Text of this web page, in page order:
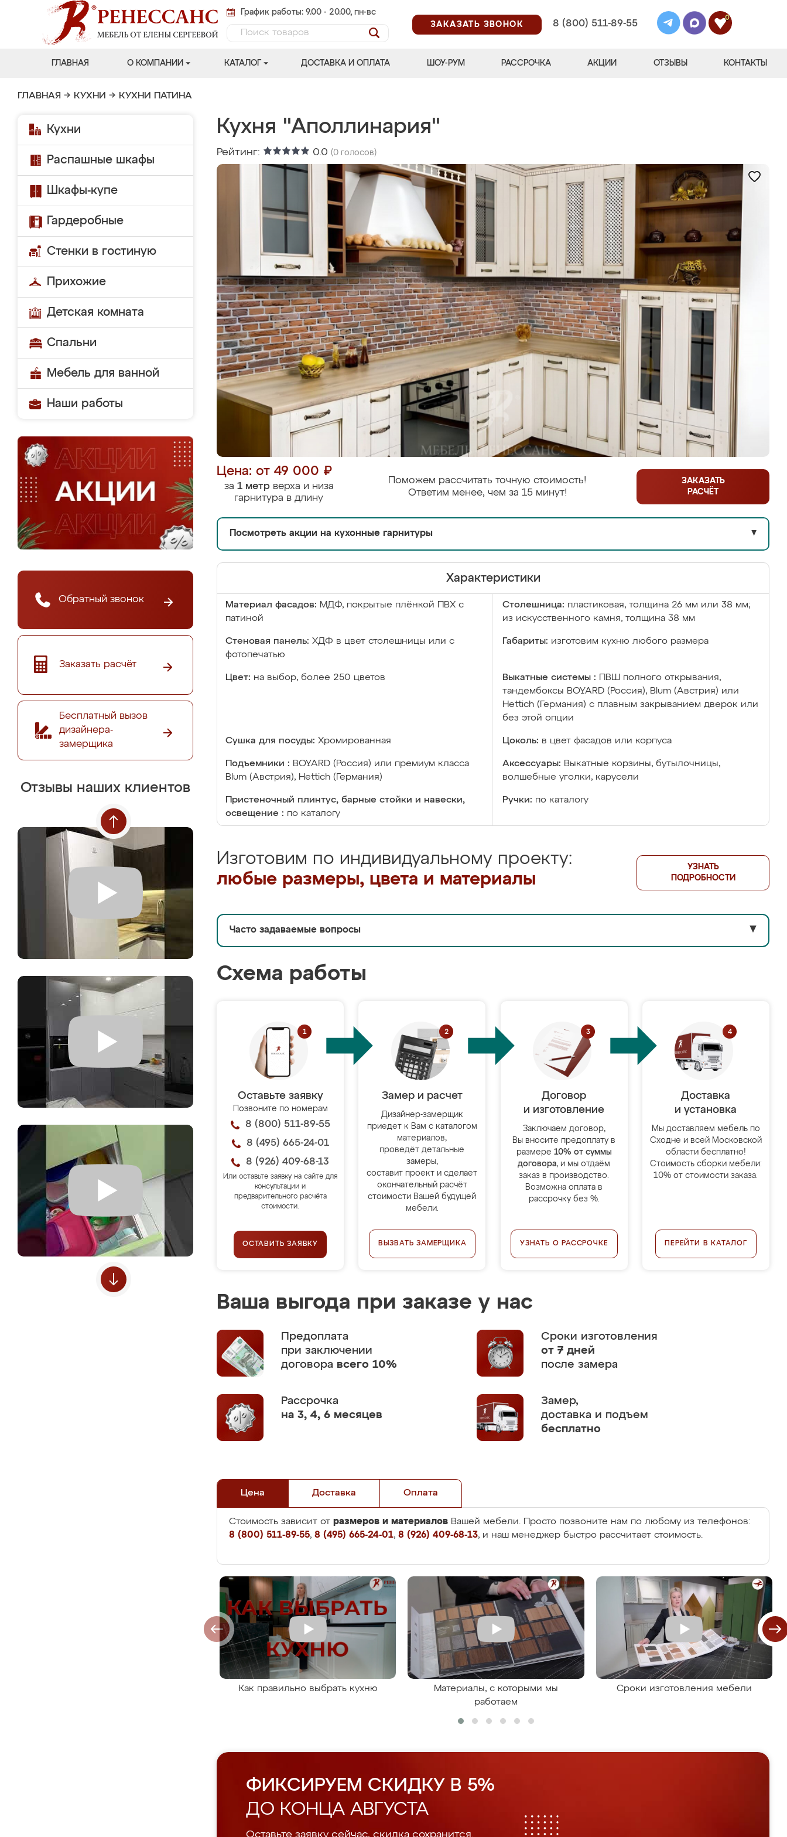
График работы: 9.00 - 20.00, пн-вс
ЗАКАЗАТЬ ЗВОНОК
8 (800) 511-89-55
0
ГЛАВНАЯ О КОМПАНИИ КАТАЛОГ ДОСТАВКА И ОПЛАТА ШОУ-РУМ РАССРОЧКА АКЦИИ ОТЗЫВЫ КОНТАКТЫ
ГЛАВНАЯ → КУХНИ → КУХНИ ПАТИНА
Кухни
Распашные шкафы
Шкафы-купе
Гардеробные
Стенки в гостиную
Прихожие
Детская комната
Спальни
Мебель для ванной
Наши работы
Обратный звонок
Заказать расчёт
Бесплатный вызов
дизайнера-
замерщика
Отзывы наших клиентов
Кухня "Аполлинария"
Рейтинг: 0.0 (0 голосов)
Цена: от 49 000 ₽
за 1 метрверха и низа
гарнитура в длину
Поможем рассчитать точную стоимость!
Ответим менее, чем за 15 минут!
ЗАКАЗАТЬ
РАСЧЁТ
Посмотреть акции на кухонные гарнитуры ▼
Характеристики
Материал фасадов: МДФ, покрытые плёнкой ПВХ с
патиной
Столешница: пластиковая, толщина 26 мм или 38 мм;
из искусственного камня, толщина 38 мм
Стеновая панель: ХДФ в цвет столешницы или с
фотопечатью
Габариты: изготовим кухню любого размера
Цвет: на выбор, более 250 цветов Выкатные системы :
ПВШ полного открывания,
тандембоксы BOYARD (Россия), Blum (Австрия) или
Hettich (Германия) с плавным закрыванием дверок или
без этой опции
Сушка для посуды: Хромированная Цоколь: в цвет фасадов или корпуса
Подъемники : BOYARD (Россия) или премиум класса
Blum (Австрия), Hettich (Германия)
Аксессуары: Выкатные корзины, бутылочницы,
волшебные уголки, карусели
Пристеночный плинтус, барные стойки и навески,
освещение : по каталогу
Ручки: по каталогу
Изготовим по индивидуальному проекту:
любые размеры, цвета и материалы
УЗНАТЬ
ПОДРОБНОСТИ
Часто задаваемые вопросы ▼
Схема работы
Оставьте заявку
Позвоните по номерам
8 (800) 511-89-55
8 (495) 665-24-01
8 (926) 409-68-13
Или оставьте заявку на сайте для
консультации и
предварительного расчёта
стоимости.
ОСТАВИТЬ ЗАЯВКУ
Замер и расчет
Дизайнер-замерщик
приедет к Вам с каталогом
материалов,
проведёт детальные
замеры,
составит проект и сделает
окончательный расчёт
стоимости Вашей будущей
мебели.
ВЫЗВАТЬ ЗАМЕРЩИКА
Договор
и изготовление
Заключаем договор,
Вы вносите предоплату в
размере 10% от суммы
договора, и мы отдаём
заказ в производство.
Возможна оплата в
рассрочку без %.
УЗНАТЬ О РАССРОЧКЕ
Доставка
и установка
Мы доставляем мебель по
Сходне и всей Московской
области бесплатно!
Стоимость сборки мебели:
10% от стоимости заказа.
ПЕРЕЙТИ В КАТАЛОГ
Ваша выгода при заказе у нас
Предоплата
при заключении
договора всего 10%
Сроки изготовления
от 7 дней
после замера
Рассрочка
на 3, 4, 6 месяцев
Замер,
доставка и подъем
бесплатно
Цена Доставка Оплата
Стоимость зависит от размеров и материалов Вашей мебели. Просто позвоните нам по любому из телефонов:
8 (800) 511-89-55, 8 (495) 665-24-01, 8 (926) 409-68-13, и наш менеджер быстро рассчитает стоимость.
Как правильно выбрать кухню
Материалы, с которыми мы
работаем
Сроки изготовления мебели
ФИКСИРУЕМ СКИДКУ В 5%
ДО КОНЦА АВГУСТА
Оставьте заявку сейчас, скидка сохранится.